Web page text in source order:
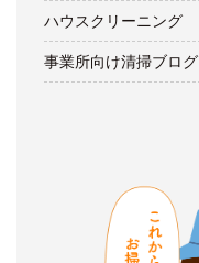
ハウスクリーニング
事業所向け清掃ブログ